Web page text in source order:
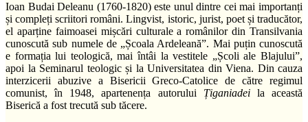
Ioan Budai Deleanu (1760-1820) este unul dintre cei mai importanți
și compleți scriitori români. Lingvist, istoric, jurist, poet și traducător,
el aparține faimoasei mișcări culturale a românilor din Transilvania
cunoscută sub numele de „Școala Ardeleană”. Mai puțin cunoscută
e formația lui teologică, mai întâi la vestitele „Școli ale Blajului”,
apoi la Seminarul teologic și la Universitatea din Viena. Din cauza
interzicerii abuzive a Bisericii Greco-Catolice de către regimul
comunist, în 1948, apartenența autorului Țiganiadei la această
Biserică a fost trecută sub tăcere.